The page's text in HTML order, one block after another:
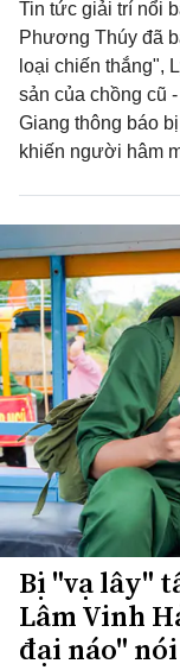
Tin tức giải trí nổi
Phương Thúy đã
loại chiến thắng",
sản của chồng cũ
Giang thông báo
khiến người hâm
Bị "vạ lây"
Lâm Vinh
đại náo"